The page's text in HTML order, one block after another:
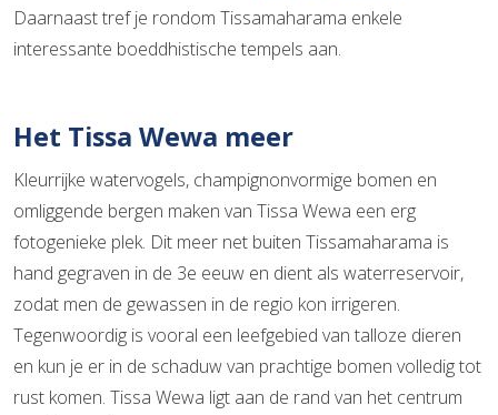
Daarnaast tref je rondom Tissamaharama enkele
interessante boeddhistische tempels aan.
Het Tissa Wewa meer
Kleurrijke watervogels, champignonvormige bomen en
omliggende bergen maken van Tissa Wewa een erg
fotogenieke plek. Dit meer net buiten Tissamaharama is
hand gegraven in de 3e eeuw en dient als waterreservoir,
zodat men de gewassen in de regio kon irrigeren.
Tegenwoordig is vooral een leefgebied van talloze dieren
en kun je er in de schaduw van prachtige bomen volledig tot
rust komen. Tissa Wewa ligt aan de rand van het centrum